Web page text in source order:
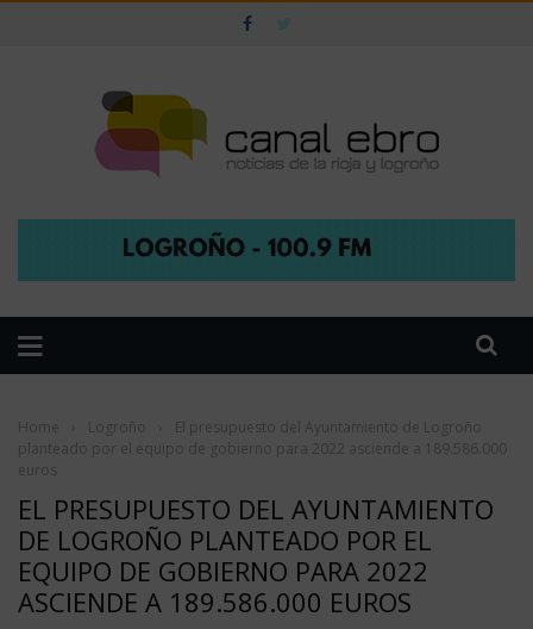
Home Logroño
El presupuesto del Ayuntamiento de Logroño
planteado por el equipo de gobierno para 2022 asciende a 189.586.000
euros
EL PRESUPUESTO DEL AYUNTAMIENTO
DE LOGROÑO PLANTEADO POR EL
EQUIPO DE GOBIERNO PARA 2022
ASCIENDE A 189.586.000 EUROS